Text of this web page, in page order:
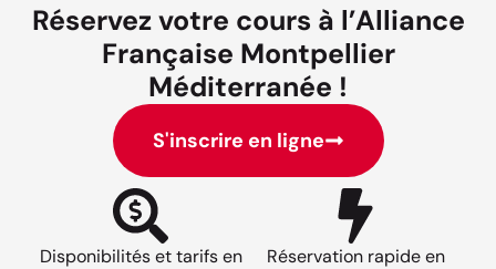
Réservez votre cours à l’Alliance
Française Montpellier
Méditerranée !
S'inscrire en ligne
Disponibilités et tarifs en
Réservation rapide en